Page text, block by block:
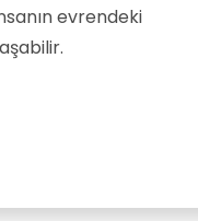
evrendeki